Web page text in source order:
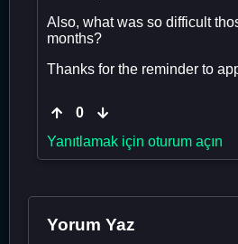
Also, what was so difficult
months?
Thanks for the reminder to
0
Yanıtlamak için oturum açın
Yorum Yaz